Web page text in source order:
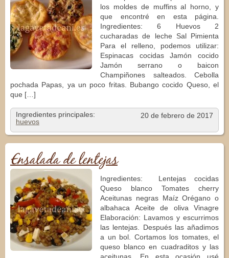
los moldes de muffins al horno, y
que encontré en esta página.
Ingredientes: 6 Huevos 2
cucharadas de leche Sal Pimienta
Para el relleno, podemos utilizar:
Espinacas cocidas Jamón cocido
Jamón serrano o baicon
Champiñones salteados. Cebolla
pochada Papas, ya un poco fritas. Bubango cocido Queso, el
que […]
20 de febrero de 2017
Ingredientes principales:
huevos
Ensalada de lentejas
Ingredientes: Lentejas cocidas
Queso blanco Tomates cherry
Aceitunas negras Maíz Orégano o
albahaca Aceite de oliva Vinagre
Elaboración: Lavamos y escurrimos
las lentejas. Después las añadimos
a un bol. Cortamos los tomates, el
queso blanco en cuadraditos y las